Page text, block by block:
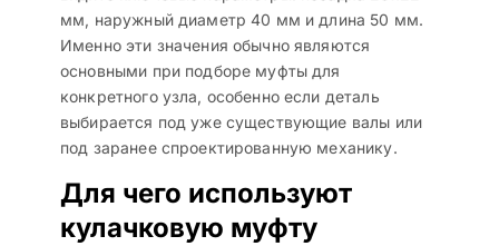
мм, наружный диаметр 40 мм и длина 50 мм.
Именно эти значения обычно являются
основными при подборе муфты для
конкретного узла, особенно если деталь
выбирается под уже существующие валы или
под заранее спроектированную механику.
Для чего используют
кулачковую муфту